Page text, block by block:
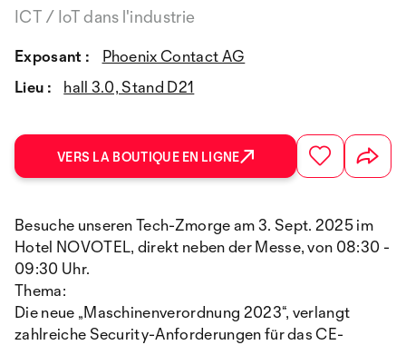
ICT / IoT dans l'industrie
Exposant :
Phoenix Contact AG
Lieu :
hall 3.0, Stand D21
VERS LA BOUTIQUE EN LIGNE
Besuche unseren Tech-Zmorge am 3. Sept. 2025 im
Hotel NOVOTEL, direkt neben der Messe, von 08:30 -
09:30 Uhr.
Thema:
Die neue „Maschinenverordnung 2023“, verlangt
zahlreiche Security-Anforderungen für das CE-